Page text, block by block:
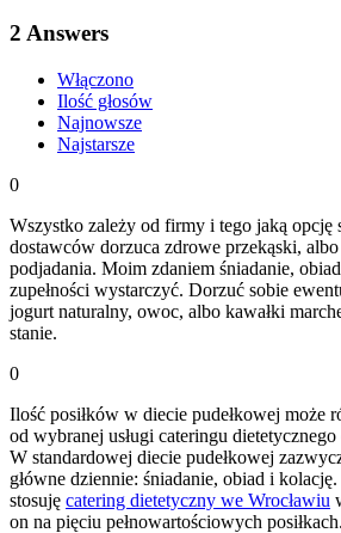
2 Answers
Włączono
Ilość głosów
Najnowsze
Najstarsze
0
Wszystko zależy od firmy i tego jaką opcję
dostawców dorzuca zdrowe przekąski,
podjadania. Moim zdaniem śniadanie,
zupełności wystarczyć. Dorzuć sobie
jogurt naturalny, owoc, albo kawałki
stanie.
0
Ilość posiłków w diecie pudełkowej może
od wybranej usługi cateringu
W standardowej diecie pudełkowej
główne dziennie: śniadanie, obiad i
stosuję catering dietetyczny we Wrocławiu
on na pięciu pełnowartościowych posiłkach.